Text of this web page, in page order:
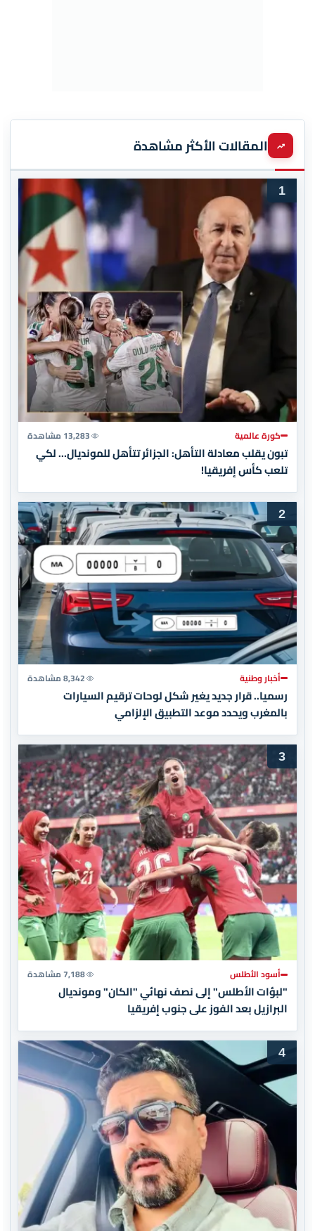
المقالات الأكثر مشاهدة
1
كورة عالمية 13,283 مشاهدة
تبون يقلب معادلة التأهل: الجزائر تتأهل للمونديال… لكي
تلعب كأس إفريقيا!
2
أخبار وطنية 8,342 مشاهدة
رسميا.. قرار جديد يغير شكل لوحات ترقيم السيارات
بالمغرب ويحدد موعد التطبيق الإلزامي
3
أسود الأطلس 7,188 مشاهدة
"لبؤات الأطلس" إلى نصف نهائي "الكان" ومونديال
البرازيل بعد الفوز على جنوب إفريقيا
4